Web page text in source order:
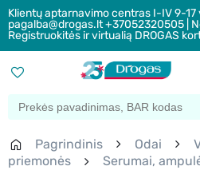
Klientų aptarnavimo centras I-IV 9-17
pagalba@drogas.lt +37052320505 |
Registruokitės ir virtualią DROGAS
Pagrindinis Odai
priemonės
Serumai,